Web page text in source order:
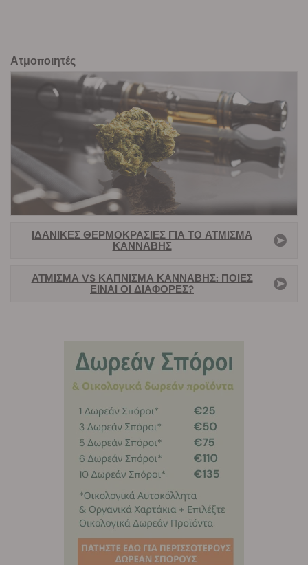
Ατμοποιητές
ΙΔΑΝΙΚΈΣ ΘΕΡΜΟΚΡΑΣΊΕΣ ΓΙΑ ΤΟ ΆΤΜΙΣΜΑ
ΚΆΝΝΑΒΗΣ
ΆΤΜΙΣΜΑ VS ΚΆΠΝΙΣΜΑ ΚΆΝΝΑΒΗΣ: ΠΟΙΕΣ
ΕΊΝΑΙ ΟΙ ΔΙΑΦΟΡΈΣ?